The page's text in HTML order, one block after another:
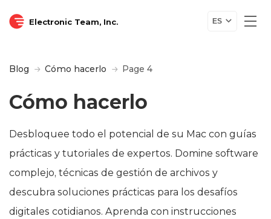
Electronic Team, Inc. ES
Blog Cómo hacerlo Page 4
Cómo hacerlo
Desbloquee todo el potencial de su Mac con guías
prácticas y tutoriales de expertos. Domine software
complejo, técnicas de gestión de archivos y
descubra soluciones prácticas para los desafíos
digitales cotidianos. Aprenda con instrucciones